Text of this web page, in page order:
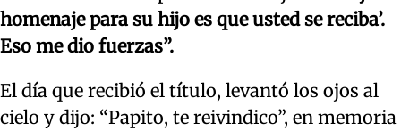
homenaje para su hijo es que usted se reciba’.
Eso me dio fuerzas”.
El día que recibió el título, levantó los ojos al
cielo y dijo: “Papito, te reivindico”, en memoria